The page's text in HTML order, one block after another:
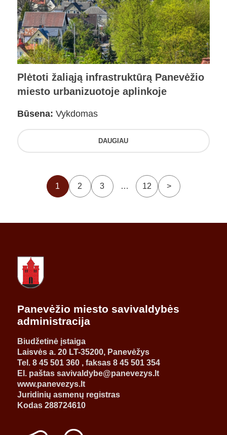
Plėtoti žaliąją infrastruktūrą Panevėžio
miesto urbanizuotoje aplinkoje
Būsena: Vykdomas
DAUGIAU
1 2 3 … 12 >
Panevėžio miesto savivaldybės
administracija
Biudžetinė įstaiga
Laisvės a. 20 LT-35200, Panevėžys
Tel. 8 45 501 360 , faksas 8 45 501 354
El. paštas savivaldybe@panevezys.lt
www.panevezys.lt
Juridinių asmenų registras
Kodas 288724610